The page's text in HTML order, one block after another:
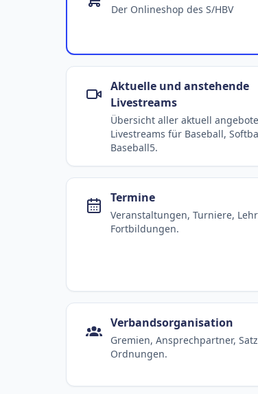
Der Onlineshop des S/HBV
Aktuelle und anstehende
Livestreams
Übersicht aller aktuell
Livestreams für Baseball,
Baseball5.
Termine
Veranstaltungen, Turniere,
Fortbildungen.
Verbandsorganisation
Gremien, Ansprechpartner,
Ordnungen.